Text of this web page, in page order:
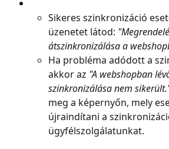
Sikeres szinkronizáció
üzenetet látod:
átszinkronizálása a
Ha probléma adódott a
akkor az "A webshopban
szinkronizálása nem
meg a képernyőn, mely
újraindítani a
ügyfélszolgálatunkat.